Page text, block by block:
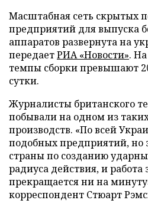
Масштабная сеть скрытых
предприятий для выпуска
аппаратов развернута на
передаетРИА «Новости».
темпы сборки превышают
сутки.
Журналисты британского
побывали на одном из
производств. «По всей
подобных предприятий, но
страны по созданию
радиуса действия, и работа
прекращается ни на
корреспондент Стюарт